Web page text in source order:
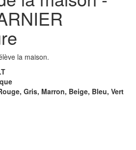
la maison.
Gris, Marron, Beige, Bleu, Vert